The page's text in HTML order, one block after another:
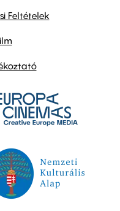
Feltételek